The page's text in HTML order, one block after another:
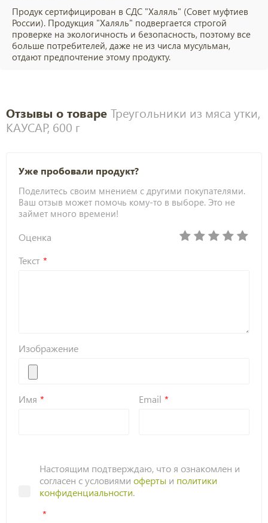
Продук сертифицирован в СДС "Халяль" (Совет муфтиев
России). Продукция "Халяль" подвергается строгой
проверке на экологичность и безопасность, поэтому все
больше потребителей, даже не из числа мусульман,
отдают предпочтение этому продукту.
Отзывы о товаре Треугольники из мяса утки,
КАУСАР, 600 г
Уже пробовали продукт?
Поделитесь своим мнением с другими покупателями.
Ваш отзыв может помочь кому-то в выборе. Это не
займет много времени!
Оценка
Текст
Изображение
Имя Email
Настоящим подтверждаю, что я ознакомлен и
согласен с условиями оферты и политики
конфиденциальности.